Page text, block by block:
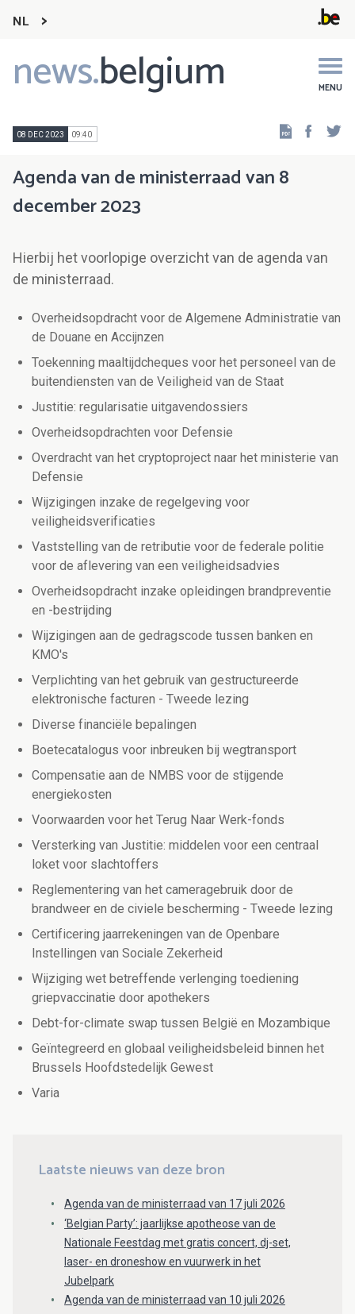
NL
news.belgium MENU
Main
navigation
08 DEC 2023 09:40
Agenda van de ministerraad van 8
december 2023
Hierbij het voorlopige overzicht van de agenda van
de ministerraad.
Overheidsopdracht voor de Algemene Administratie van
de Douane en Accijnzen
Toekenning maaltijdcheques voor het personeel van de
buitendiensten van de Veiligheid van de Staat
Justitie: regularisatie uitgavendossiers
Overheidsopdrachten voor Defensie
Overdracht van het cryptoproject naar het ministerie van
Defensie
Wijzigingen inzake de regelgeving voor
veiligheidsverificaties
Vaststelling van de retributie voor de federale politie
voor de aflevering van een veiligheidsadvies
Overheidsopdracht inzake opleidingen brandpreventie
en -bestrijding
Wijzigingen aan de gedragscode tussen banken en
KMO's
Verplichting van het gebruik van gestructureerde
elektronische facturen - Tweede lezing
Diverse financiële bepalingen
Boetecatalogus voor inbreuken bij wegtransport
Compensatie aan de NMBS voor de stijgende
energiekosten
Voorwaarden voor het Terug Naar Werk-fonds
Versterking van Justitie: middelen voor een centraal
loket voor slachtoffers
Reglementering van het cameragebruik door de
brandweer en de civiele bescherming - Tweede lezing
Certificering jaarrekeningen van de Openbare
Instellingen van Sociale Zekerheid
Wijziging wet betreffende verlenging toediening
griepvaccinatie door apothekers
Debt-for-climate swap tussen België en Mozambique
Geïntegreerd en globaal veiligheidsbeleid binnen het
Brussels Hoofdstedelijk Gewest
Varia
Laatste nieuws van deze bron
Agenda van de ministerraad van 17 juli 2026
‘Belgian Party’: jaarlijkse apotheose van de
Nationale Feestdag met gratis concert, dj-set,
laser- en droneshow en vuurwerk in het
Jubelpark
Agenda van de ministerraad van 10 juli 2026